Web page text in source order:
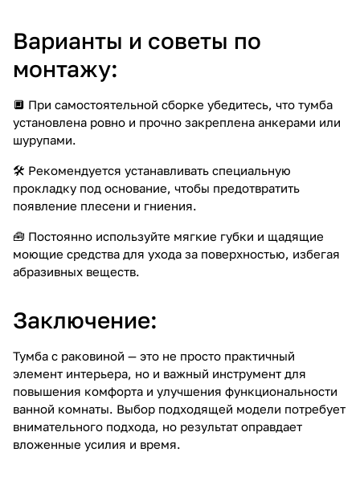
Варианты и советы по
монтажу:
🔲 При самостоятельной сборке убедитесь, что тумба
установлена ровно и прочно закреплена анкерами или
шурупами.
🛠️ Рекомендуется устанавливать специальную
прокладку под основание, чтобы предотвратить
появление плесени и гниения.
🧰 Постоянно используйте мягкие губки и щадящие
моющие средства для ухода за поверхностью, избегая
абразивных веществ.
Заключение:
Тумба с раковиной — это не просто практичный
элемент интерьера, но и важный инструмент для
повышения комфорта и улучшения функциональности
ванной комнаты. Выбор подходящей модели потребует
внимательного подхода, но результат оправдает
вложенные усилия и время.